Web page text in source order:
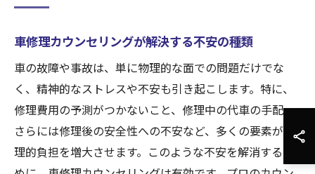
車修理カウンセリングが解決する不安の種類
車の故障や事故は、単に物理的な面での問題だけでな
く、精神的なストレスや不安も引き起こします。特に、
修理費用の予測がつかないこと、修理中の代車の手配、
さらには修理後の安全性への不安など、多くの要素が心
理的負担を増大させます。このような不安を解消するた